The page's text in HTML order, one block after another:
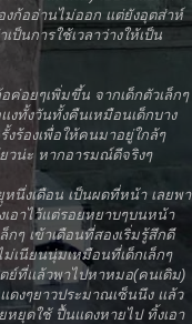
งก้ออ่านไม่ออก แต่ยังอุตส่าห์
ป็นการใช้เวลาว่างให้เป็น
ค่อยๆเพิ่มขึ้น จากเด็กตัวเล็กๆ
งทั้งวันทั้งคืนเหมือนเด็กบาง
งร้องเพื่อให้คนมาอยู่ใกล้ๆ
วน่ะ หากอารมณ์ดีจริงๆ
นึ่งเดือน เป็นผดที่หน้า เลยพา
อาไว้แต่รอยหยาบๆบนหน้า
ๆ เข้าเดือนที่สองเริ่มรู้สึกดี
เนียนนุ่มเหมือนที่เด็กเล็กๆ
ย์ที่แล้วพาไปหาหมอ(คนเดิม)
ดงๆยาวประมาณเซ็นนึง แล้ว
หยุดใช้ ปื้นแดงหายไป ทิ้งเอา